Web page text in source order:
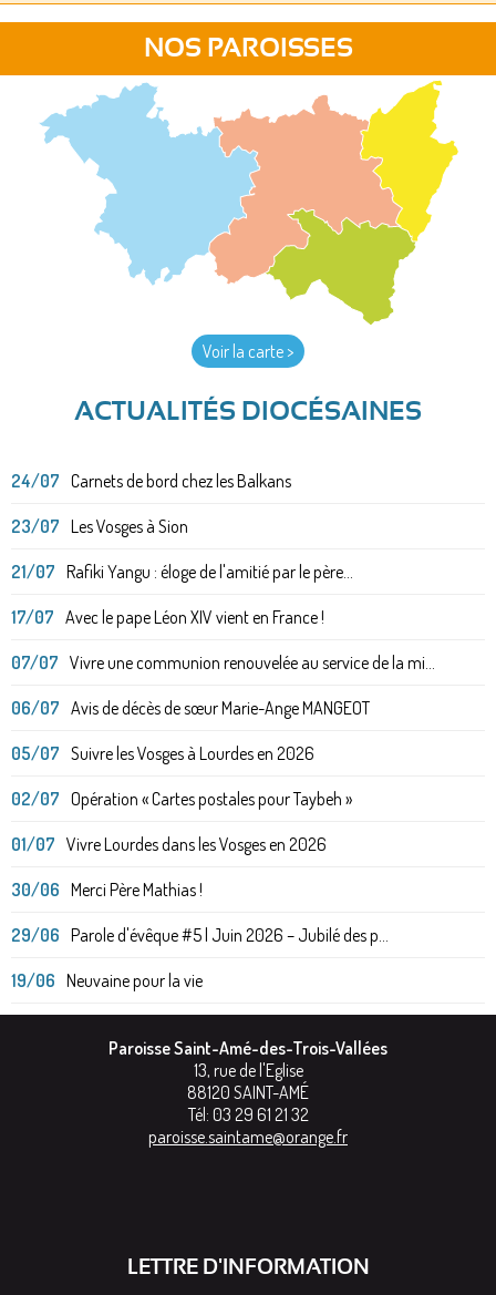
NOS PAROISSES
Voir la carte >
ACTUALITÉS DIOCÉSAINES
24/07 Carnets de bord chez les Balkans
23/07 Les Vosges à Sion
21/07 Rafiki Yangu : éloge de l'amitié par le père...
17/07 Avec le pape Léon XIV vient en France !
07/07 Vivre une communion renouvelée au service de la mi...
06/07 Avis de décès de sœur Marie-Ange MANGEOT
05/07 Suivre les Vosges à Lourdes en 2026
02/07 Opération « Cartes postales pour Taybeh »
01/07 Vivre Lourdes dans les Vosges en 2026
30/06 Merci Père Mathias !
29/06 Parole d'évêque #5 | Juin 2026 – Jubilé des p...
19/06 Neuvaine pour la vie
Paroisse Saint-Amé-des-Trois-Vallées
13, rue de l'Eglise
88120 SAINT-AMÉ
Tél: 03 29 61 21 32
paroisse.saintame@orange.fr
LETTRE D'INFORMATION